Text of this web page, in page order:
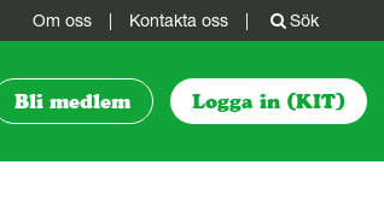
Om oss | Kontakta oss | Sök
Bli medlem Logga in (KIT)